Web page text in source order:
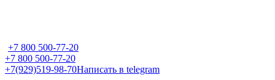
+7 800 500-77-20
+7 800 500-77-20
+7(929)519-98-70Написать в telegram